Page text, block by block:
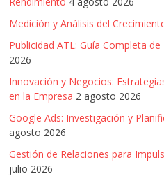
Medición y Análisis del
Publicidad ATL: Guía Completa
2026
Innovación y Negocios:
en la Empresa 2 agosto 2026
Google Ads: Investigación y
agosto 2026
Gestión de Relaciones para
julio 2026